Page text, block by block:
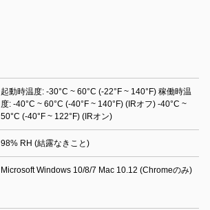
起動時温度: -30°C ~ 60°C (-22°F ~ 140°F) 稼働時温
度: -40°C ~ 60°C (-40°F ~ 140°F) (IRオフ) -40°C ~
50°C (-40°F ~ 122°F) (IRオン)
98% RH (結露なきこと)
Microsoft Windows 10/8/7 Mac 10.12 (Chromeのみ)